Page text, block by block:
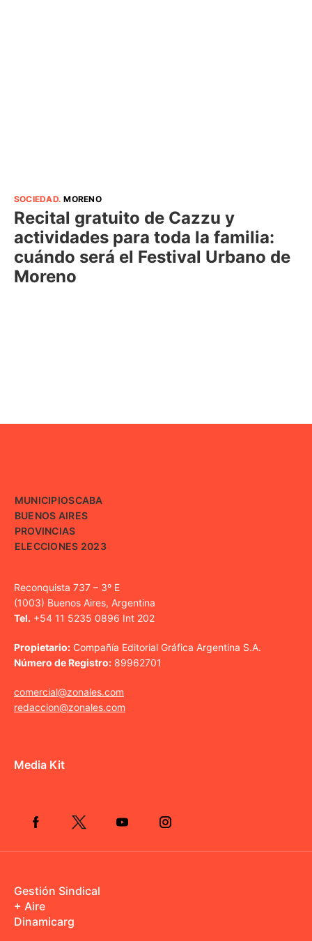
SOCIEDAD.MORENO
Recital gratuito de Cazzu y
actividades para toda la familia:
cuándo será el Festival Urbano de
Moreno
MUNICIPIOSCABA
BUENOS AIRES
PROVINCIAS
ELECCIONES 2023
Reconquista 737 – 3º E
(1003) Buenos Aires, Argentina
Tel. +54 11 5235 0896 Int 202
Propietario: Compañía Editorial Gráfica Argentina S.A.
Número de Registro: 89962701
comercial@zonales.com
redaccion@zonales.com
Media Kit
Gestión Sindical
+ Aire
Dinamicarg